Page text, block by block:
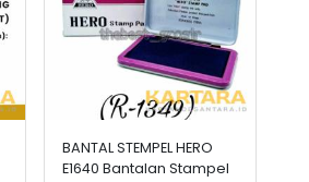
BANTAL STEMPEL HERO
E1640 Bantalan Stampel